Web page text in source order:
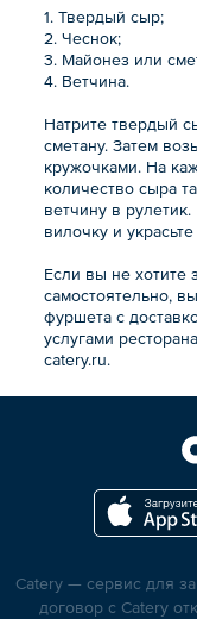
1. Твердый сыр;
2. Чеснок;
3. Майонез или
4. Ветчина.
Натрите твердый
сметану. Затем
кружочками. На
количество сыра
ветчину в
вилочку и
Если вы не хотите
самостоятельно,
фуршета с
услугами
catery.ru.
Catery — сервис для
договор с Catery